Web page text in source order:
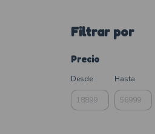
Filtrar por
Precio
Desde Hasta